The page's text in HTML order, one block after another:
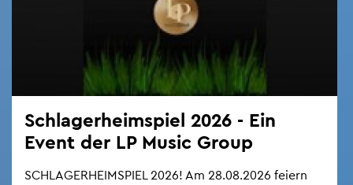
Schla­ger­heim­spiel 2026 - Ein
Event der LP Music Group
SCHLA­GER­HEIM­SPIEL 2026! Am 28.08.2026 fei­ern